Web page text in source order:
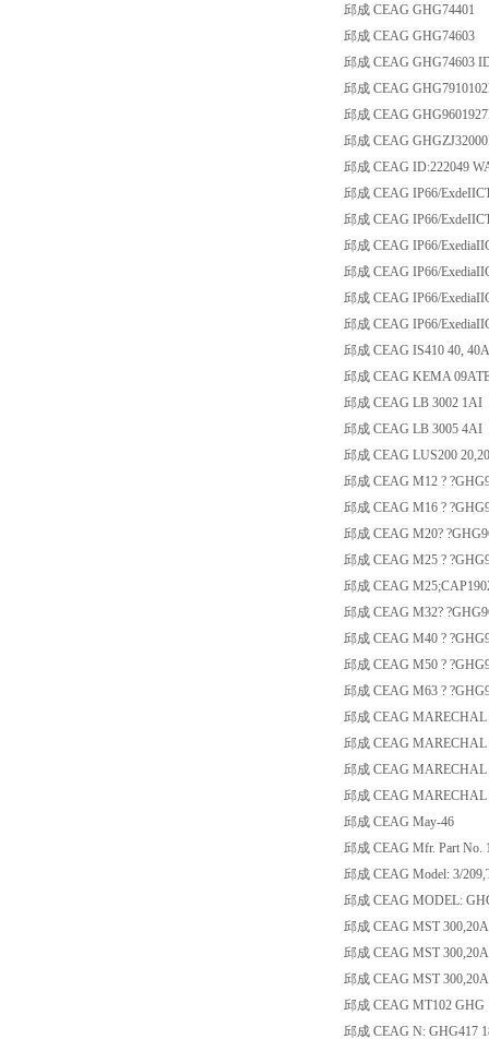
邱成 CEAG GHG74401
邱成 CEAG GHG74603
邱成 CEAG GHG74603
邱成 CEAG
邱成 CEAG
邱成 CEAG
邱成 CEAG ID:222049
邱成 CEAG IP66/
邱成 CEAG IP66/
邱成 CEAG IP66/
邱成 CEAG IP66/
邱成 CEAG IP66/
邱成 CEAG IP66/
邱成 CEAG IS410 40,
邱成 CEAG KEMA
邱成 CEAG LB 3002 1AI
邱成 CEAG LB 3005 4AI
邱成 CEAG LUS200
邱成 CEAG M12 ?
邱成 CEAG M16 ?
邱成 CEAG M20?
邱成 CEAG M25 ?
邱成 CEAG
邱成 CEAG M32?
邱成 CEAG M40 ?
邱成 CEAG M50 ?
邱成 CEAG M63 ?
邱成 CEAG
邱成 CEAG
邱成 CEAG MARECHAL
邱成 CEAG MARECHAL
邱成 CEAG May-46
邱成 CEAG Mfr. Part No.
邱成 CEAG Model: 3/
邱成 CEAG MODEL:
邱成 CEAG MST
邱成 CEAG MST
邱成 CEAG MST
邱成 CEAG MT102 GHG
邱成 CEAG N: GHG417